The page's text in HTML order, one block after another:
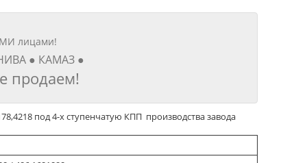
лицами!
● КАМАЗ ●
продаем!
под 4-х ступенчатую КПП производства завода